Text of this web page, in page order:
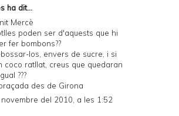
ha dit...
Mercè
poden ser d'aquests que hi
fer bombons??
los, envers de sucre, i si
coco ratllat, creus que quedaran
???
des de Girona
del 2010, a les 1:52